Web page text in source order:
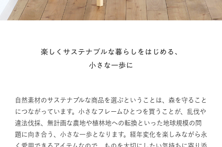
楽しくサステナブルな暮らしをはじめる、
小さな一歩に
自然素材のサステナブルな商品を選ぶということは、森を守ること
につながっています。小さなフレームひとつを買うことが、乱伐や
違法伐採、無計画な農地や植林地への転換といった地球規模の問
題に向き合う、小さな一歩となります。経年変化を楽しみながら永